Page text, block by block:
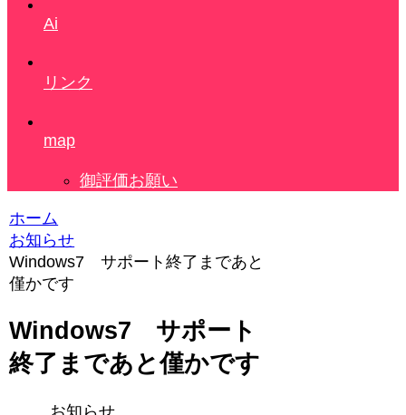
Ai
リンク
map
御評価お願い
ホーム
お知らせ
Windows7 サポート終了まであと
僅かです
Windows7 サポート
終了まであと僅かです
お知らせ